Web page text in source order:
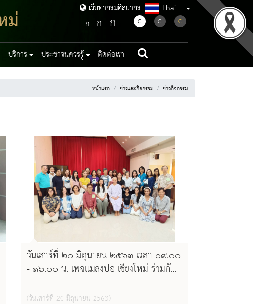
เว็บท่ากรมศิลปากร
ม่ เว็บท่ากรมศิลปากร Thai
ก ก ก C C C
บริการ ประชาชนควรรู้ ติดต่อเรา
หน้าแรก ข่าวและกิจกรรม ข่าวกิจกรรม
วันเสาร์ที่ ๒๐ มิถุนายน ๒๕๖๓ เวลา ๐๙.๐๐
- ๑๖.๐๐ น. เพจแมลงปอ เชียงใหม่ ร่วมกับ
กลุ่มอารียาเชียงใหม่ และเพจห้องยกใจ ร่วม
(วันเสาร์ที่ 20 มิถุนายน 2563)